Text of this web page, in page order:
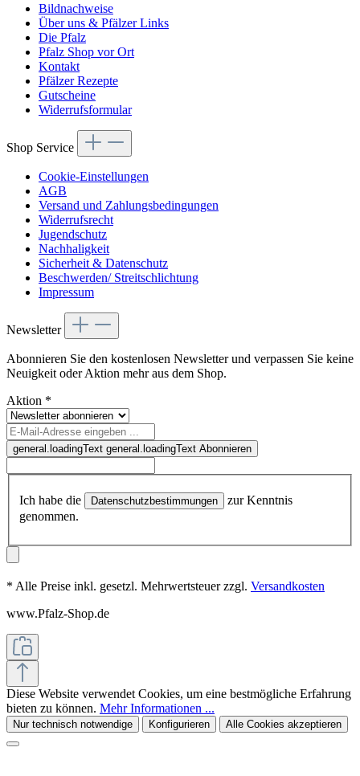
Bildnachweise
Über uns & Pfälzer Links
Die Pfalz
Pfalz Shop vor Ort
Kontakt
Pfälzer Rezepte
Gutscheine
Widerrufsformular
Shop Service
Cookie-Einstellungen
AGB
Versand und Zahlungsbedingungen
Widerrufsrecht
Jugendschutz
Nachhaligkeit
Sicherheit & Datenschutz
Beschwerden/ Streitschlichtung
Impressum
Newsletter
Abonnieren Sie den kostenlosen Newsletter und verpassen Sie keine
Neuigkeit oder Aktion mehr aus dem Shop.
Aktion *
general.loadingText general.loadingText Abonnieren
Ich habe die Datenschutzbestimmungen
zur Kenntnis
genommen.
* Alle Preise inkl. gesetzl. Mehrwertsteuer zzgl. Versandkosten
www.Pfalz-Shop.de
Diese Website verwendet Cookies, um eine bestmögliche Erfahrung
bieten zu können. Mehr Informationen ...
Nur technisch notwendige Konfigurieren Alle Cookies akzeptieren